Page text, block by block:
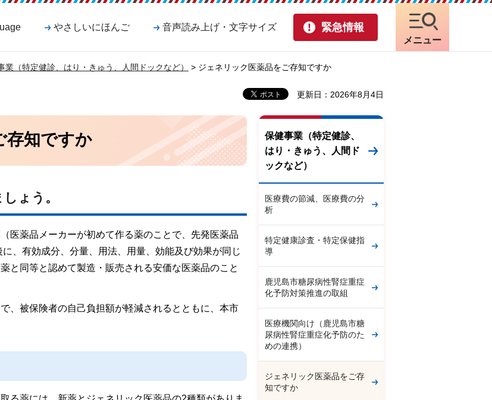
やさしいにほんご 音声読み上げ・文字サイズ 緊急情報
メニュー
業（特定健診、はり・きゅう、人間ドックなど） > ジェネリック医薬品をご存知ですか
更新日：2026年8月4日
存知ですか
ょう。
医薬品メーカーが初めて作る薬のことで、先発医薬品
、有効成分、分量、用法、用量、効能及び効果が同じ
と同等と認めて製造・販売される安価な医薬品のこと
、被保険者の自己負担額が軽減されるとともに、本市
保健事業（特定健診、
はり・きゅう、人間ド
ックなど）
医療費の節減、医療費の分
析
特定健康診査・特定保健指
導
鹿児島市糖尿病性腎症重症
化予防対策推進の取組
医療機関向け（鹿児島市糖
尿病性腎症重症化予防のた
めの連携）
ジェネリック医薬品をご存
知ですか